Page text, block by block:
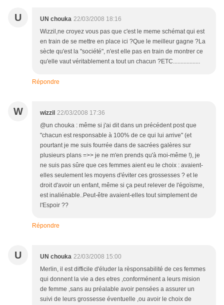
U UN chouka 22/03/2008 18:16
Wizzil,ne croyez vous pas que c'est le meme schémat qui est
en train de se mettre en place ici ?Que le meilleur gagne ?La
sècte qu'est la "société", n'est elle pas en train de montrer ce
qu'elle vaut véritablement a tout un chacun ?ETC..................
Répondre
W wizzil 22/03/2008 17:36
@un chouka : même si j'ai dit dans un précédent post que
"chacun est responsable à 100% de ce qui lui arrive" (et
pourtant je me suis fourrée dans de sacrées galères sur
plusieurs plans =>> je ne m'en prends qu'à moi-même !), je
ne suis pas sûre que ces femmes aient eu le choix : avaient-
elles seulement les moyens d'éviter ces grossesses ? et le
droit d'avoir un enfant, même si ça peut relever de l'égoïsme,
est inaliénable..Peut-être avaient-elles tout simplement de
l'Espoir ??
Répondre
U UN chouka 22/03/2008 15:00
Merlin, il est difficile d'éluder la rèsponsabilité de ces femmes
qui donnent la vie a des etres ,conforménent a leurs mision
de femme ,sans au préalable avoir pensées a assurer un
suivi de leurs grossesse éventuelle ,ou avoir le choix de